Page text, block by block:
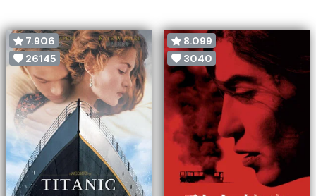
7.906
26145
8.099
3040